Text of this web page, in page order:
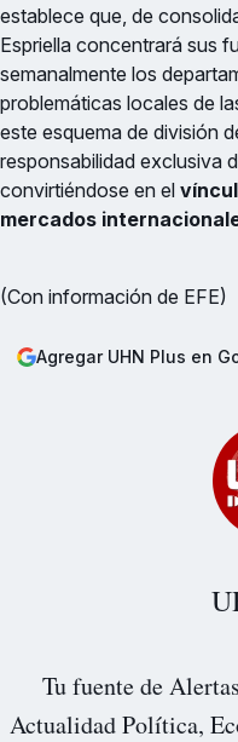
establece que, de
Espriella concentrará sus
semanalmente los
problemáticas locales de
este esquema de división
responsabilidad exclusiva
convirtiéndose en el
mercados
(Con información de EFE)
Agregar UHN Plus en
Tu fuente de
Actualidad Política,